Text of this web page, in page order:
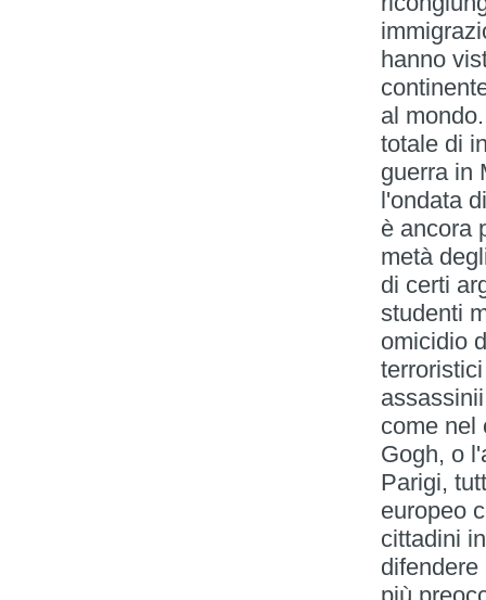
hanno
al
totale di
guerra in
l'ondata
è ancora
metà
di certi
studenti
omicidio
come nel
Gogh, o
Parigi,
europeo
cittadini